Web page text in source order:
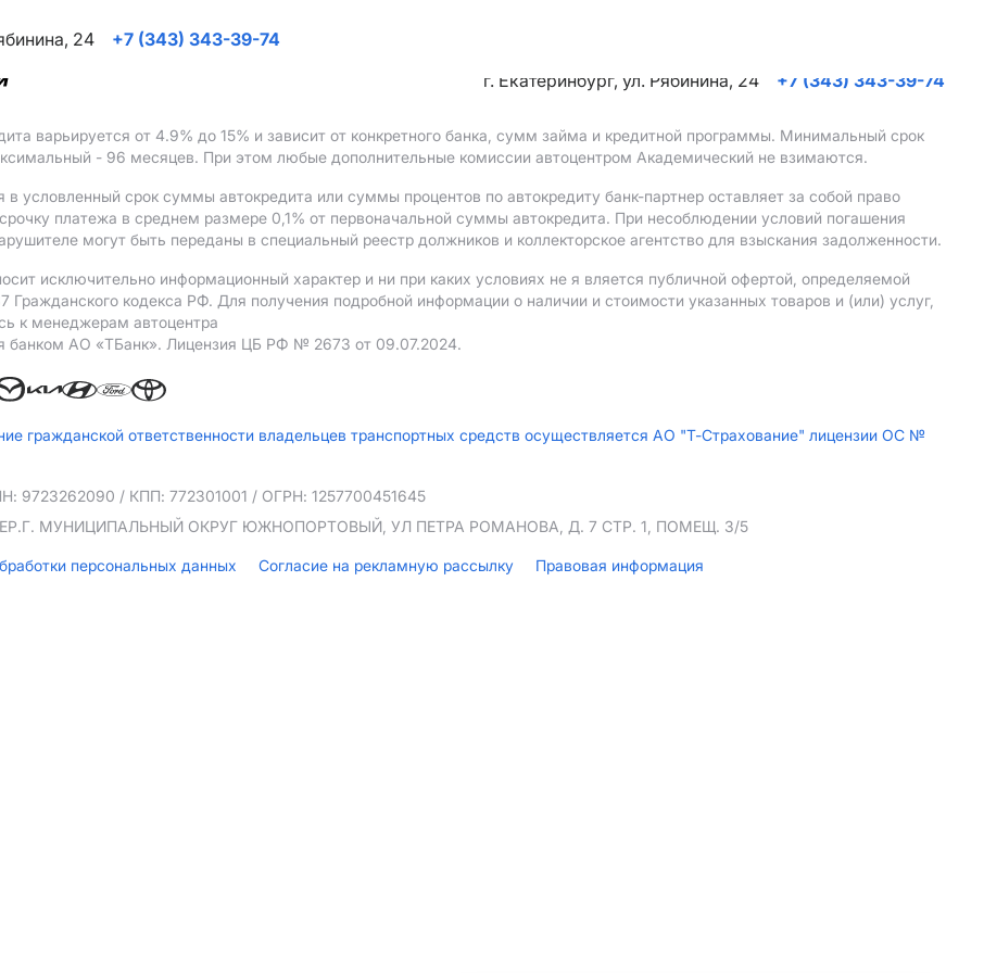
24
+7 (343) 343-39-74
г. Екатеринбург, ул. Рябинина, 24
+7 (343) 343-39-74
варьируется от 4.9% до 15% и зависит от конкретного банка, сумм займа и кредитной программы. Минимальный срок
- 96 месяцев. При этом любые дополнительные комиссии автоцентром Академический не взимаются.
в условленный срок суммы автокредита или суммы процентов по автокредиту банк-партнер оставляет за собой право
платежа в среднем размере 0,1% от первоначальной суммы автокредита. При несоблюдении условий погашения
могут быть переданы в специальный реестр должников и коллекторское агентство для взыскания задолженности.
исключительно информационный характер и ни при каких условиях не я вляется публичной офертой, определяемой
Гражданского кодекса РФ. Для получения подробной информации о наличии и стоимости указанных товаров и (или) услуг,
к менеджерам автоцентра
банком АO «ТБанк». Лицензия ЦБ РФ № 2673 от 09.07.2024.
гражданской ответственности владельцев транспортных средств осуществляется АО "Т-Страхование" лицензии ОС №
9723262090 / КПП: 772301001 / ОГРН: 1257700451645
МУНИЦИПАЛЬНЫЙ ОКРУГ ЮЖНОПОРТОВЫЙ, УЛ ПЕТРА РОМАНОВА, Д. 7 СТР. 1, ПОМЕЩ. 3/5
персональных данных Согласие на рекламную рассылку Правовая информация